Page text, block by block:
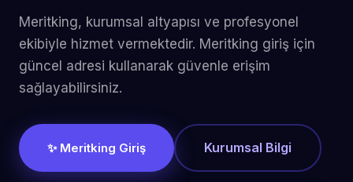
Meritking, kurumsal altyapısı ve profesyonel
ekibiyle hizmet vermektedir. Meritking giriş için
güncel adresi kullanarak güvenle erişim
sağlayabilirsiniz.
✨ Meritking Giriş Kurumsal Bilgi